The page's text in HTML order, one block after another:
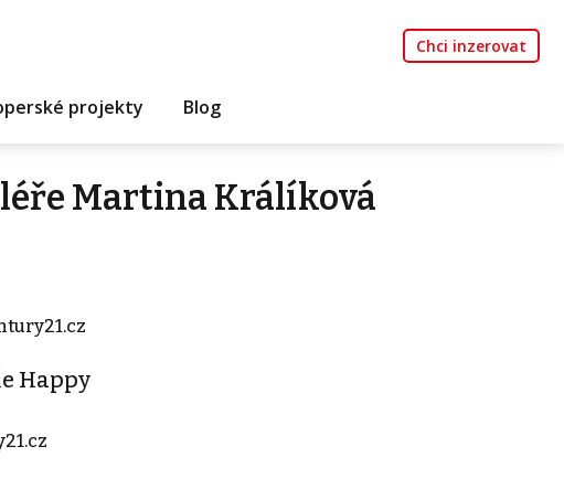
Chci inzerovat
projekty Blog
Martina Králíková
Happy